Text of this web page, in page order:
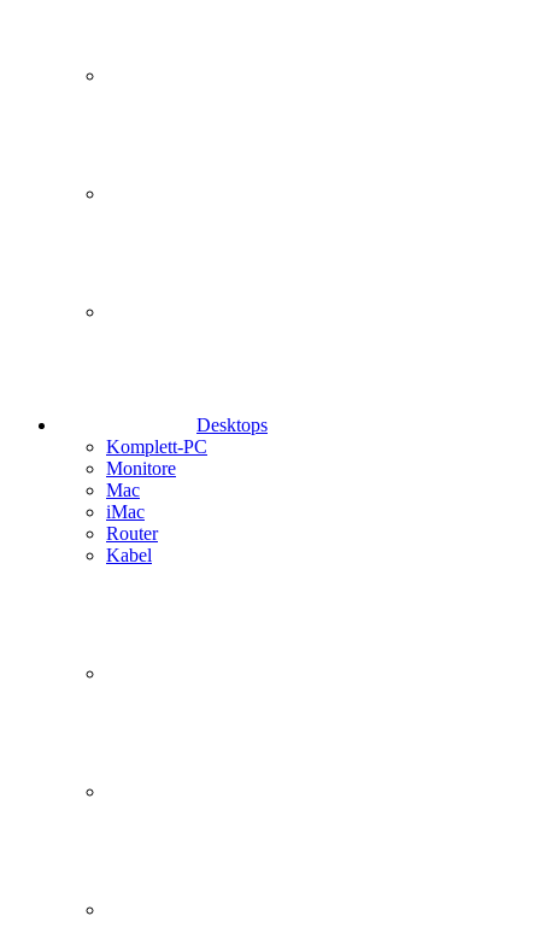
Desktops
Komplett-PC
Monitore
Mac
iMac
Router
Kabel